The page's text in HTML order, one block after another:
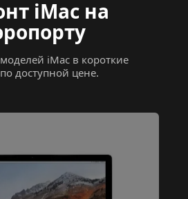
iMac в короткие
доступной цене.